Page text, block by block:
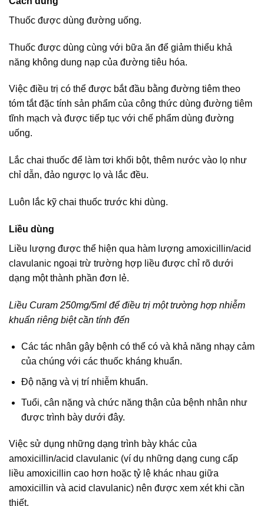
Thuốc được dùng đường uống.
Thuốc được dùng cùng với bữa ăn để giảm thiểu khả
năng không dung nạp của đường tiêu hóa.
Việc điều trị có thể được bắt đầu bằng đường tiêm theo
tóm tắt đặc tính sản phẩm của công thức dùng đường tiêm
tĩnh mạch và được tiếp tục với chế phẩm dùng đường
uống.
Lắc chai thuốc để làm tơi khối bột, thêm nước vào lọ như
chỉ dẫn, đảo ngược lọ và lắc đều.
Luôn lắc kỹ chai thuốc trước khi dùng.
Liều dùng
Liều lượng được thể hiện qua hàm lượng amoxicillin/acid
clavulanic ngoại trừ trường hợp liều được chỉ rõ dưới
dạng một thành phần đơn lẻ.
Liều Curam 250mg/5ml để điều trị một trường hợp nhiễm
khuẩn riêng biệt cần tính đến
Các tác nhân gây bệnh có thể có và khả năng nhạy cảm
của chúng với các thuốc kháng khuẩn.
Độ nặng và vị trí nhiễm khuẩn.
Tuổi, cân nặng và chức năng thận của bệnh nhân như
được trình bày dưới đây.
Việc sử dụng những dạng trình bày khác của
amoxicillin/acid clavulanic (ví dụ những dạng cung cấp
liều amoxicillin cao hơn hoặc tỷ lệ khác nhau giữa
amoxicillin và acid clavulanic) nên được xem xét khi cần
thiết.